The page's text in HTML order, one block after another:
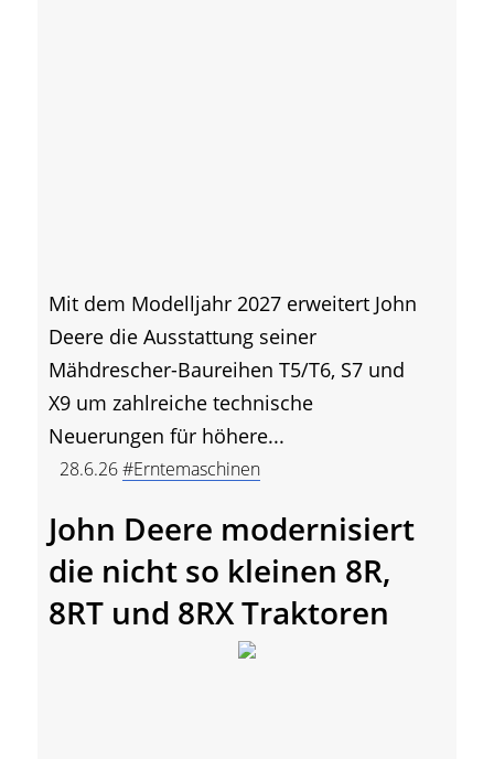
Mit dem Modelljahr 2027 erweitert John
Deere die Ausstattung seiner
Mähdrescher-Baureihen T5/T6, S7 und
X9 um zahlreiche technische
Neuerungen für höhere...
28.6.26#Erntemaschinen
John Deere modernisiert
die nicht so kleinen 8R,
8RT und 8RX Traktoren